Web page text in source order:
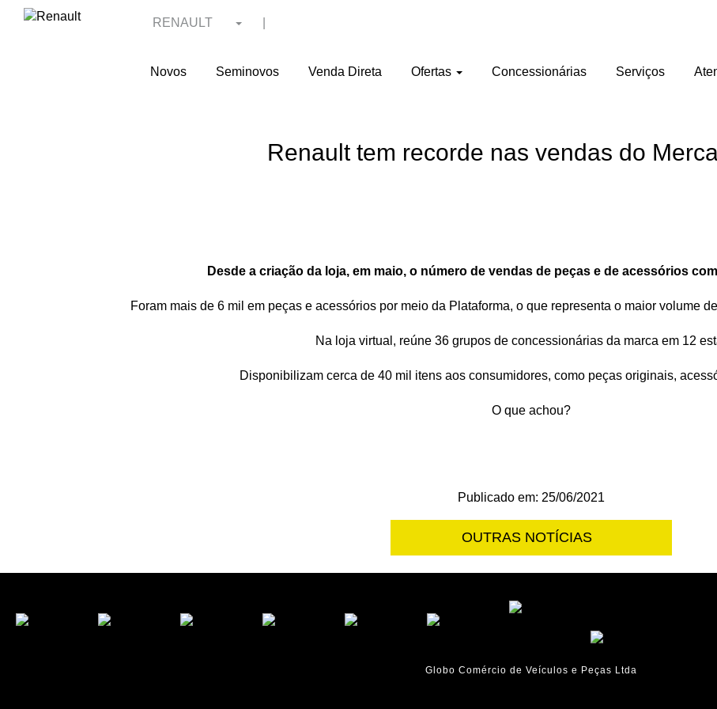
RENAULT
Novos Seminovos Venda Direta Ofertas Concessionárias Serviços
Renault tem recorde nas vendas do
Desde a criação da loja, em maio, o número de vendas de peças e de acessórios
Foram mais de 6 mil em peças e acessórios por meio da Plataforma, o que representa o maior volume
Na loja virtual, reúne 36 grupos de concessionárias da marca em 12
Disponibilizam cerca de 40 mil itens aos consumidores, como peças originais,
O que achou?
Publicado em: 25/06/2021
OUTRAS NOTÍCIAS
Globo Comércio de Veículos e Peças Ltda